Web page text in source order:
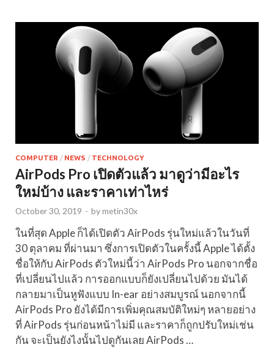
COMPUTER / NEWS / TECHNOLOGY
AirPods Pro เปิดตัวแล้ว มาดูว่ามีอะไร
ใหม่บ้าง และราคาเท่าไหร่
October 30, 2019 - bymetin30x
ในที่สุด Apple ก็ได้เปิดตัว AirPods รุ่นใหม่แล้วในวันที่
30 ตุลาคม ที่ผ่านมา ซึ่งการเปิดตัวในครั้งนี้ Apple ได้ตั้ง
ชื่อให้กับ AirPods ตัวใหม่นี้ว่า AirPods Pro นอกจากชื่อ
ที่เปลี่ยนไปแล้ว การออกแบบก็ยังเปลี่ยนไปด้วย มันได้
กลายมาเป็นหูฟังแบบ In-ear อย่างสมบูรณ์ นอกจากนี้
AirPods Pro ยังได้มีการเพิ่มคุณสมบัติใหม่ๆ หลายอย่าง
ที่ AirPods รุ่นก่อนหน้าไม่มี และราคาก็ถูกปรับใหม่เช่น
กัน จะเป็นยังไงนั้นไปดูกันเลย AirPods …